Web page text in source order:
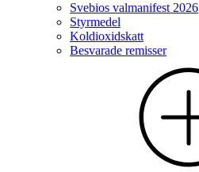
Svebios valmanifest 2026
Styrmedel
Koldioxidskatt
Besvarade remisser